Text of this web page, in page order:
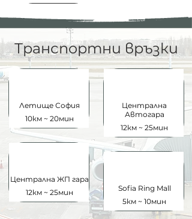
Транспортни връзки
Летище София
10км ~ 20мин
Централна ЖП гара
12км ~ 25мин
Централна
Автогара
12км ~ 25мин
Sofia Ring Mall
5км ~ 10мин